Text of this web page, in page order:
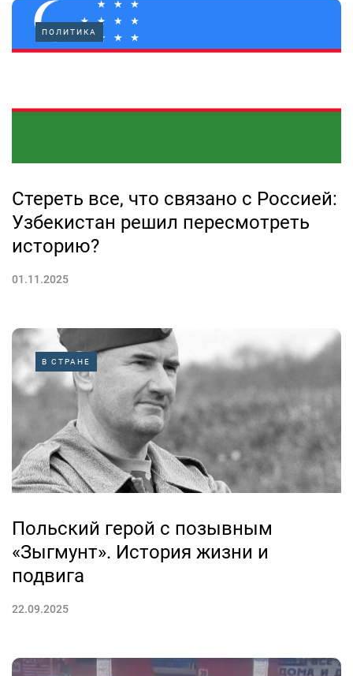
ПОЛИТИКА
Стереть все, что связано с Россией:
Узбекистан решил пересмотреть
историю?
01.11.2025
В СТРАНЕ
Польский герой с позывным
«Зыгмунт». История жизни и
подвига
22.09.2025